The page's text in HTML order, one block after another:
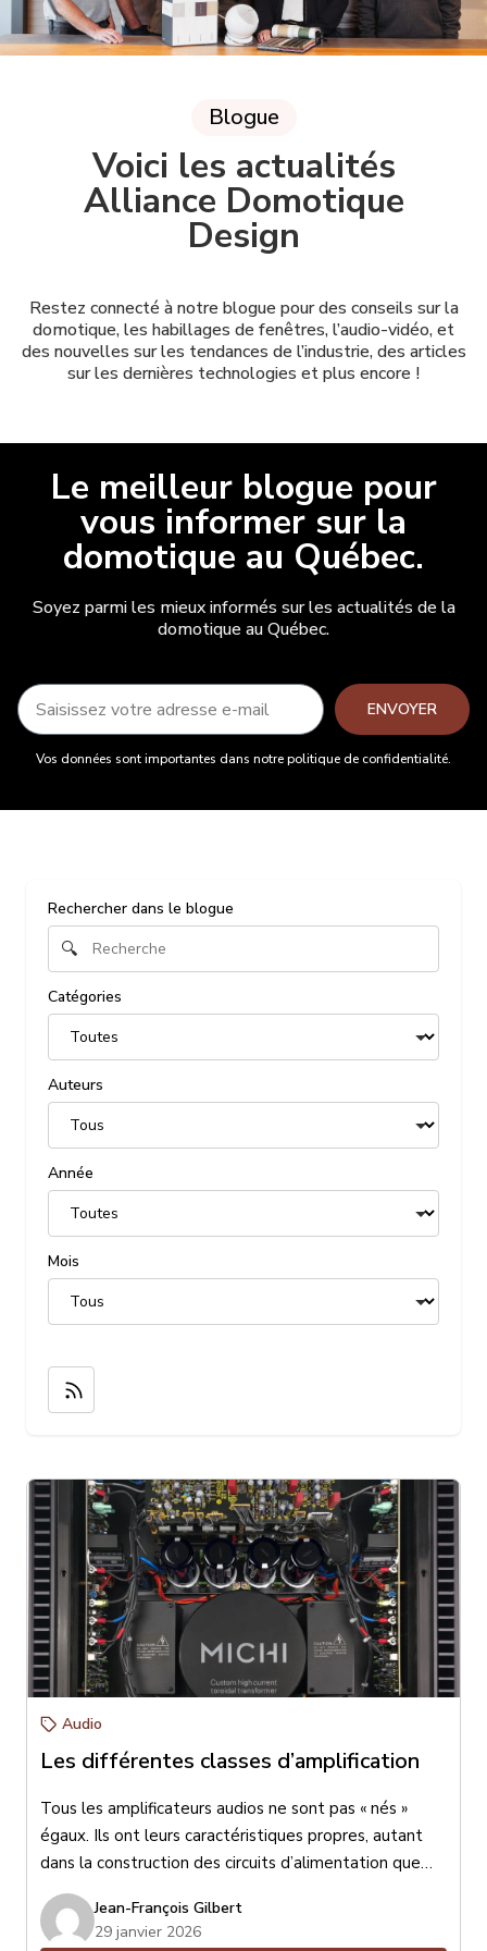
Blogue
Voici les actualités
Alliance Domotique
Design
Restez connecté à notre blogue pour des conseils sur la
domotique, les habillages de fenêtres, l’audio-vidéo, et
des nouvelles sur les tendances de l’industrie, des articles
sur les dernières technologies et plus encore !
Le meilleur blogue pour
vous informer sur la
domotique au Québec.
Soyez parmi les mieux informés sur les actualités de la
domotique au Québec.
ENVOYER
Vos données sont importantes dans notre politique de confidentialité.
Rechercher dans le blogue
Catégories
Auteurs
Année
Mois
Audio
Les différentes classes d’amplification
Tous les amplificateurs audios ne sont pas « nés »
égaux. Ils ont leurs caractéristiques propres, autant
dans la construction des circuits d’alimentation que
dans les circuits de traitement audio, de pré-
amplification ou d’amplification de puissance. Je
parlerai aujourd’hui des différentes classes
Jean-François Gilbert
29 janvier 2026